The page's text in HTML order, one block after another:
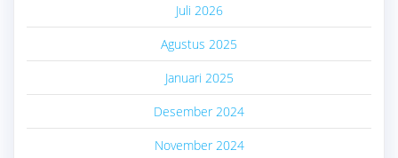
Juli 2026
Agustus 2025
Januari 2025
Desember 2024
November 2024